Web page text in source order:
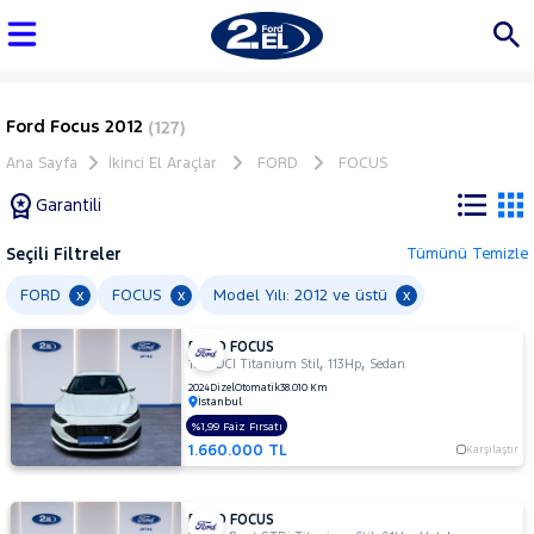
Ford Focus 2012 (127)
Ana Sayfa İkinci El Araçlar FORD FOCUS
Garantili
Tüm
AUDI
BMC
BMW
BYD
Seçili Filtreler Tümünü Temizle
FORD x FOCUS x Model Yılı: 2012 ve üstü x
FORD FOCUS
1.5 TDCI Titanium Stil,113Hp, Sedan
2024DizelOtomatik38.010 Km
İstanbul
1.660.000 TL Karşılaştır
%1,99 Faiz Fırsatı
FORD FOCUS